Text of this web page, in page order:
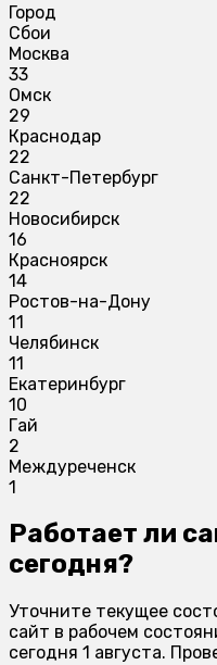
Город
Сбои
Москва
33
Омск
29
Краснодар
22
Санкт-Петербург
22
Новосибирск
16
Красноярск
14
Ростов-на-Дону
11
Челябинск
11
Екатеринбург
10
Гай
2
Междуреченск
1
Работает ли
сегодня?
Уточните текущее
сайт в рабочем
сегодня 1 августа.